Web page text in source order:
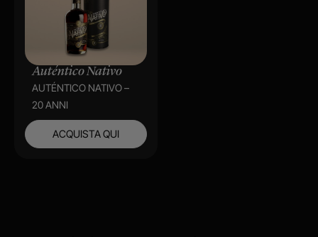
Auténtico Nativo
AUTÉNTICO NATIVO –
20 ANNI
ACQUISTA QUI